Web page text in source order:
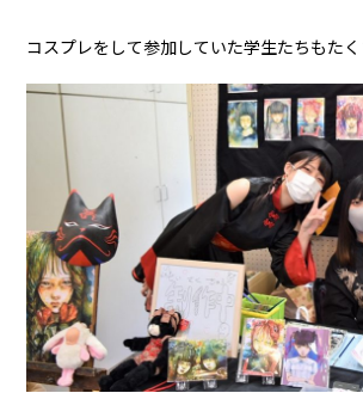
コスプレをして参加していた学生たちもた